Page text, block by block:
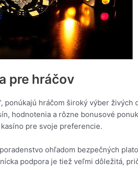
pre hráčov
ponúkajú hráčom široký výber
hodnotenia a rôzne bonusové
pre svoje preferencie.
ohľadom bezpečných
podpora je tiež veľmi dôležitá,